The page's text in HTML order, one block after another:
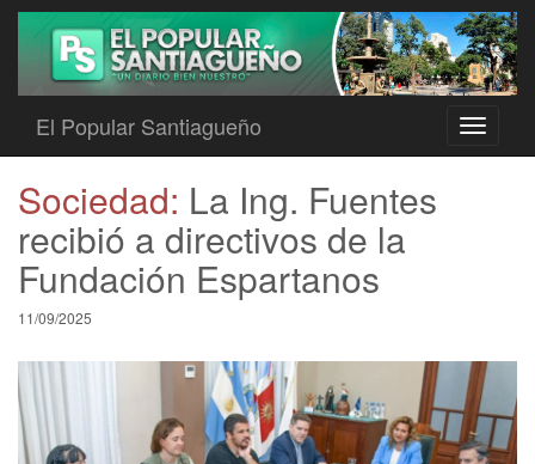
Toggle
El Popular Santiagueño
Sociedad: La Ing. Fuentes
recibió a directivos de la
Fundación Espartanos
11/09/2025